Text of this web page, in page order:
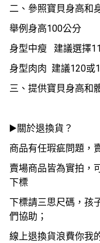
二、參照寶貝身高和
舉例身高100公分
身型中瘦 建議選擇
身型肉肉 建議120或
三、提供寶貝身高和
▶️關於退換貨？
商品有任瑕疵問題，
賣場商品皆為實拍，
下標
下標請三思尺碼，孩
們協助；
線上退換貨浪費你我